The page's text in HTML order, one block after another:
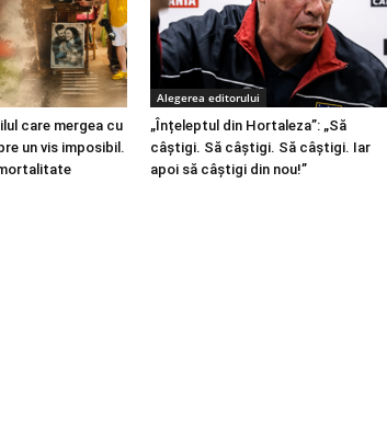
care mergea cu
un vis imposibil.
Alegerea editorului
„Înțeleptul din Hortaleza”: „Să
câștigi. Să câștigi. Să câștigi. Iar
apoi să câștigi din nou!”